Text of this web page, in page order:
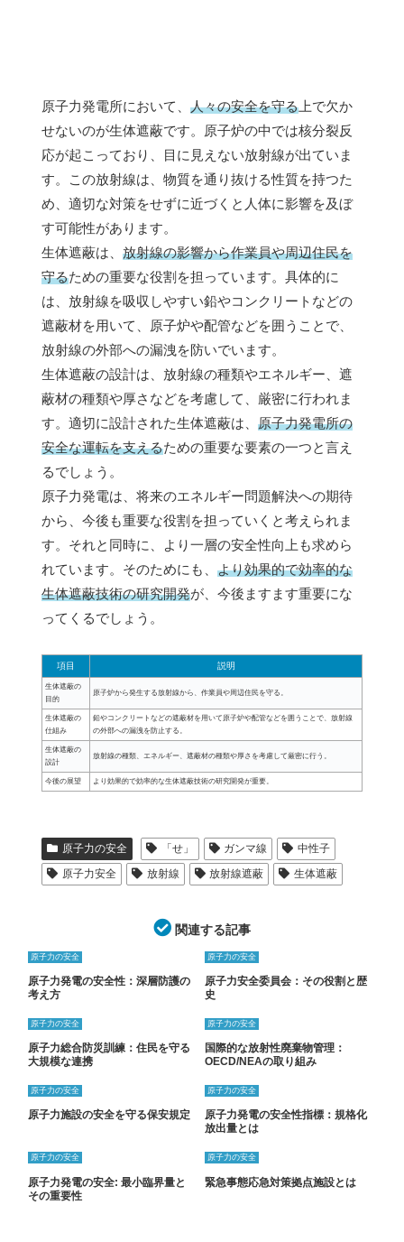
原子力発電所において、 人々の安全を守る 上で欠か
せないのが生体遮蔽です。原子炉の中では核分裂反
応が起こっており、目に見えない放射線が出ていま
す。この放射線は、物質を通り抜ける性質を持つた
め、適切な対策をせずに近づくと人体に影響を及ぼ
す可能性があります。
生体遮蔽は、 放射線の影響から作業員や周辺住民を
守るための重要な役割を担っています。具体的に
は、放射線を吸収しやすい鉛やコンクリートなどの
遮蔽材を用いて、原子炉や配管などを囲うことで、
放射線の外部への漏洩を防いでいます。
生体遮蔽の設計は、放射線の種類やエネルギー、遮
蔽材の種類や厚さなどを考慮して、厳密に行われま
す。適切に設計された生体遮蔽は、 原子力発電所の
安全な運転を支えるための重要な要素の一つと言え
るでしょう。
原子力発電は、将来のエネルギー問題解決への期待
から、今後も重要な役割を担っていくと考えられま
す。それと同時に、より一層の安全性向上も求めら
れています。そのためにも、 より効果的で効率的な
生体遮蔽技術の研究開発が、今後ますます重要にな
ってくるでしょう。
項目 説明
生体遮蔽の
目的
原子炉から発生する放射線から、作業員や周辺住民を守る。
生体遮蔽の
仕組み
鉛やコンクリートなどの遮蔽材を用いて原子炉や配管などを囲うことで、放射線
の外部への漏洩を防止する。
生体遮蔽の
設計
放射線の種類、エネルギー、遮蔽材の種類や厚さを考慮して厳密に行う。
今後の展望 より効果的で効率的な生体遮蔽技術の研究開発が重要。
原子力の安全 「せ」 ガンマ線
中性子
原子力安全
放射線 放射線遮蔽 生体遮蔽
関連する記事
原子力の安全
原子力発電の安全性：深層防護の
考え方
原子力の安全
原子力安全委員会：その役割と歴
史
原子力の安全
原子力総合防災訓練：住民を守る
大規模な連携
原子力の安全
国際的な放射性廃棄物管理：
OECD/NEAの取り組み
原子力の安全
原子力施設の安全を守る保安規定
原子力の安全
原子力発電の安全性指標：規格化
放出量とは
原子力の安全
原子力発電の安全: 最小臨界量と
その重要性
原子力の安全
緊急事態応急対策拠点施設とは